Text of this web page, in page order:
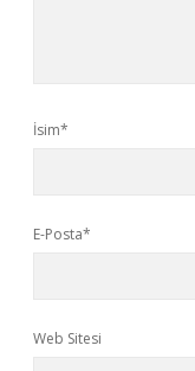
İsim*
E-Posta*
Web Sitesi